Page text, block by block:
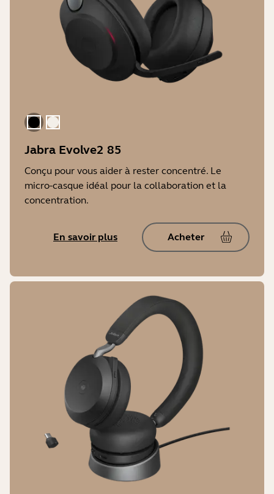
Le noirBeige Doré
Jabra Evolve2 85
Conçu pour vous aider à rester concentré. Le
micro-casque idéal pour la collaboration et la
concentration.
En savoir plus Acheter